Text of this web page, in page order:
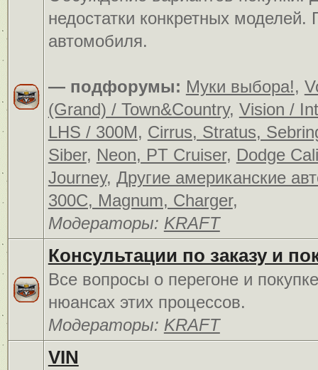
недостатки конкретных
автомобиля.
— подфорумы: Муки выбора!,
(Grand) / Town&Country, Vision /
LHS / 300M, Cirrus, Stratus,
Siber, Neon, PT Cruiser, Dodge
Journey, Другие американские
300C, Magnum, Charger,
Модераторы: KRAFT
Консультации по заказу и
Все вопросы о перегоне и
нюансах этих процессов.
Модераторы: KRAFT
VIN